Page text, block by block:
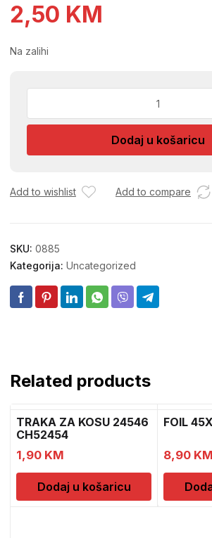
2,50 KM
Na zalihi
količina
Dodaj u košaricu
Add to wishlist Add to compare
SKU: 0885
Kategorija: Uncategorized
Related products
TRAKA ZA KOSU 24546
CH52454
1,90 KM
Dodaj u košaricu
FOIL
8,90 KM